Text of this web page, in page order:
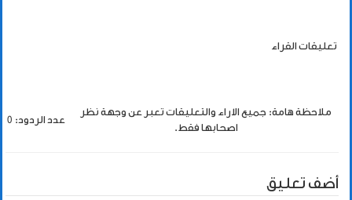
تعليقات القراء
ملاحظة هامة: جميع الاراء والتعليقات تعبر عن وجهة نظر
اصحابها فقط.
عدد الردود: 0
أضف تعليق